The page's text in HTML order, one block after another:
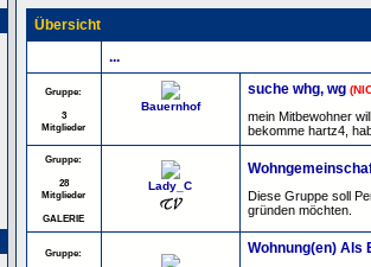
Übersicht
...
Gruppe:
3
Mitglieder
Bauernhof
suche whg, wg
mein Mitbewohner
bekomme hartz4,
Gruppe:
28
Mitglieder
GALERIE
Lady_C
Diese Gruppe soll
gründen möchten.
Gruppe:
Wohnung(en) Als